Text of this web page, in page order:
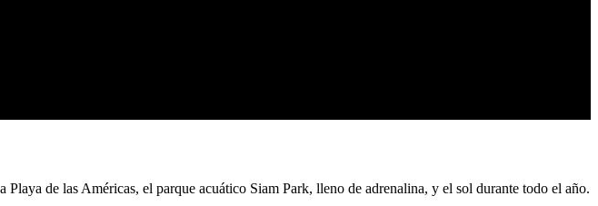
de las Américas, el parque acuático Siam Park, lleno de adrenalina, y el sol durante todo el año.